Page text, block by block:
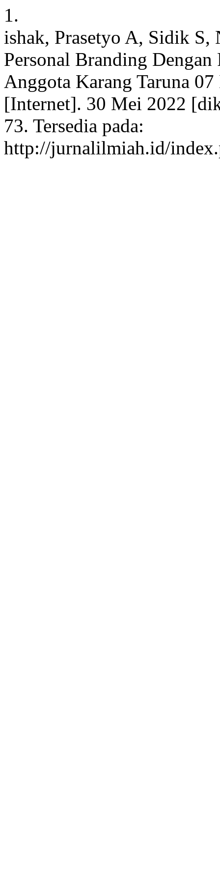
1.
ishak, Prasetyo A, Sidik
Personal Branding
Anggota Karang Taruna
[Internet]. 30 Mei 2022
73. Tersedia pada:
http://jurnalilmiah.id/